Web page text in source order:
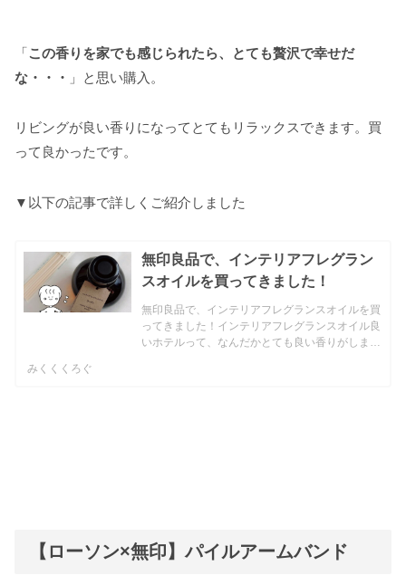
「この香りを家でも感じられたら、とても贅沢で幸せだ
な・・・ 」と思い購入。
リビングが良い香りになってとてもリラックスできます。買
って良かったです。
▼以下の記事で詳しくご紹介しました
無印良品で、インテリアフレグラン
スオイルを買ってきました！
無印良品で、インテリアフレグランスオイルを買
ってきました！インテリアフレグランスオイル良
いホテルって、なんだかとても良い香りがしませ
みくくくろぐ
【ローソン×無印】パイルアームバンド